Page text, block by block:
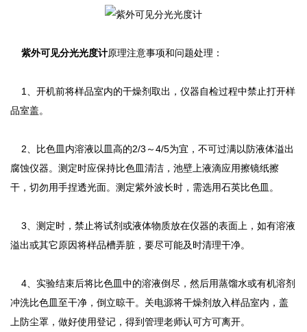
紫外可见分光光度计原理注意事项和问题处理：
1、开机前将样品室内的干燥剂取出，仪器自检过程中禁止打开样
品室盖。
2、比色皿内溶液以皿高的2/3～4/5为宜，不可过满以防液体溢出
腐蚀仪器。测定时应保持比色皿清洁，池壁上液滴应用擦镜纸擦
干，切勿用手捏透光面。测定紫外波长时，需选用石英比色皿。
3、测定时，禁止将试剂或液体物质放在仪器的表面上，如有溶液
溢出或其它原因将样品槽弄脏，要尽可能及时清理干净。
4、实验结束后将比色皿中的溶液倒尽，然后用蒸馏水或有机溶剂
冲洗比色皿至干净，倒立晾干。关电源将干燥剂放入样品室内，盖
上防尘罩，做好使用登记，得到管理老师认可方可离开。